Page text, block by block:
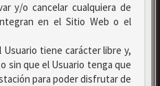
y/o cancelar cualquiera de
en el Sitio Web o el
Usuario tiene carácter libre y,
sin que el Usuario tenga que
para poder disfrutar de